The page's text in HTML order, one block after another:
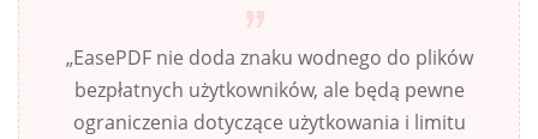
„EasePDF nie doda znaku wodnego do plików
bezpłatnych użytkowników, ale będą pewne
ograniczenia dotyczące użytkowania i limitu